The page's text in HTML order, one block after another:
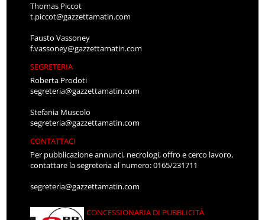
Thomas Piccot
t.piccot@gazzettamatin.com
Fausto Vassoney
f.vassoney@gazzettamatin.com
SEGRETERIA
Roberta Prodoti
segreteria@gazzettamatin.com
Stefania Muscolo
segreteria@gazzettamatin.com
CONTATTACI
Per pubblicazione annunci, necrologi, offro e cerco lavoro,
contattare la segreteria al numero: 0165/231711
segreteria@gazzettamatin.com
CONCESSIONARIA DI PUBBLICITÀ